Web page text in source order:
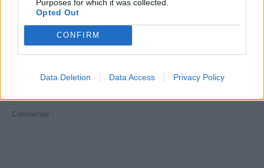
Purposes for which it was collected.
Opted Out
CONFIRM
Data Deletion Data Access Privacy Policy
Canicule : les conseils
essentiels des
cardiologues pour
éviter le danger
Santé
attention à la pénurie de
lunettes de sécurité
révolutionnaire pour